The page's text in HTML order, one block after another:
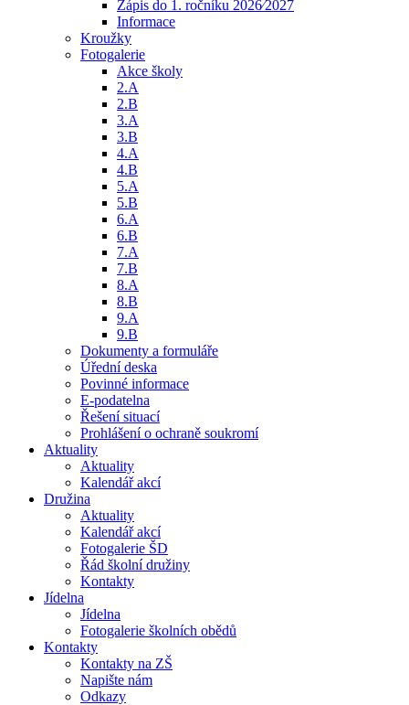
Zápis do 1. ročníku 2026⁄2027
Informace
Kroužky
Fotogalerie
Akce školy
2.A
2.B
3.A
3.B
4.A
4.B
5.A
5.B
6.A
6.B
7.A
7.B
8.A
8.B
9.A
9.B
Dokumenty a formuláře
Úřední deska
Povinné informace
E-podatelna
Řešení situací
Prohlášení o ochraně soukromí
Aktuality
Aktuality
Kalendář akcí
Družina
Aktuality
Kalendář akcí
Fotogalerie ŠD
Řád školní družiny
Kontakty
Jídelna
Jídelna
Fotogalerie školních obědů
Kontakty
Kontakty na ZŠ
Napište nám
Odkazy